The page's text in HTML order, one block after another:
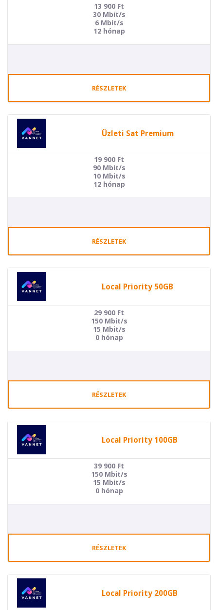
13 900 Ft
30 Mbit/s
6 Mbit/s
12 hónap
RÉSZLETEK
Üzleti Sat Premium
19 900 Ft
90 Mbit/s
10 Mbit/s
12 hónap
RÉSZLETEK
Local Priority 50GB
29 900 Ft
150 Mbit/s
15 Mbit/s
0 hónap
RÉSZLETEK
Local Priority 100GB
39 900 Ft
150 Mbit/s
15 Mbit/s
0 hónap
RÉSZLETEK
Local Priority 200GB